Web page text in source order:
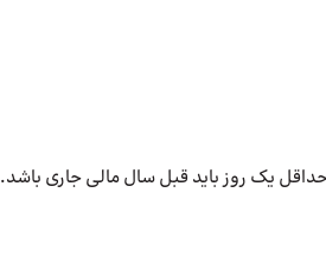
یک روز باید قبل سال مالی جاری باشد.